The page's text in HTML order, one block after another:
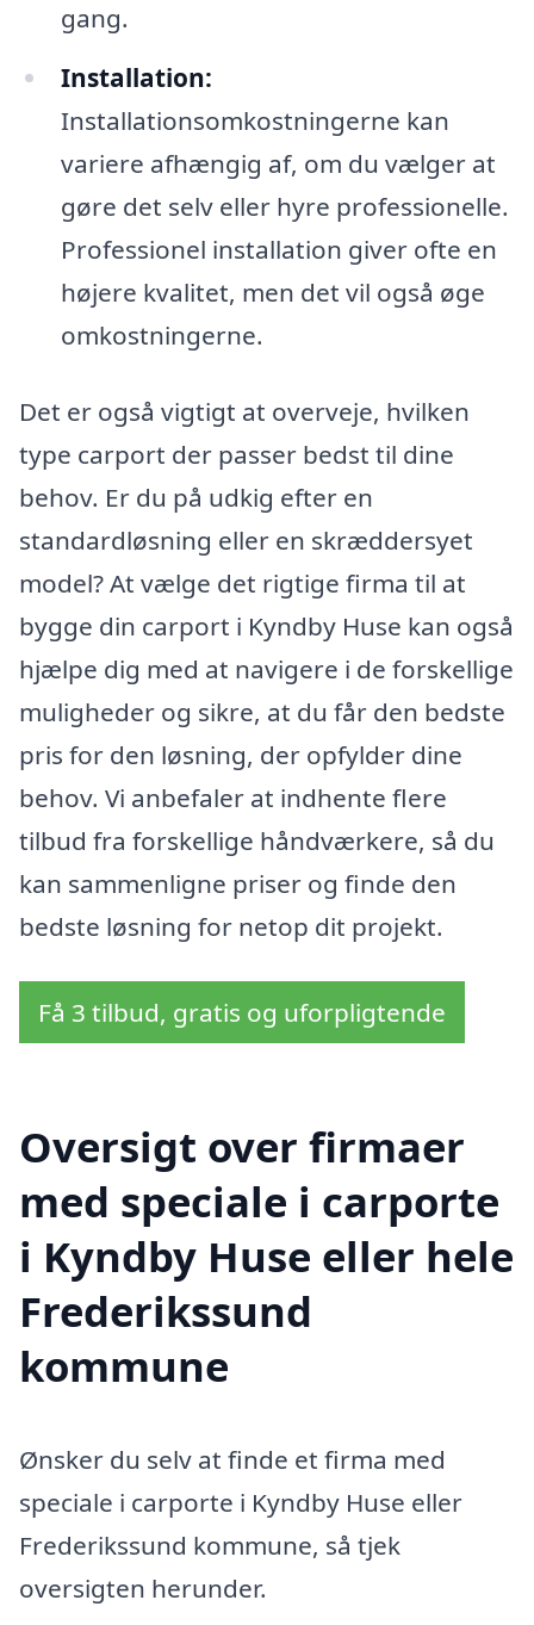
gang.
Installation:
Installationsomkostningerne kan
variere afhængig af, om du vælger at
gøre det selv eller hyre professionelle.
Professionel installation giver ofte en
højere kvalitet, men det vil også øge
omkostningerne.
Det er også vigtigt at overveje, hvilken
type carport der passer bedst til dine
behov. Er du på udkig efter en
standardløsning eller en skræddersyet
model? At vælge det rigtige firma til at
bygge din carport i Kyndby Huse kan også
hjælpe dig med at navigere i de forskellige
muligheder og sikre, at du får den bedste
pris for den løsning, der opfylder dine
behov. Vi anbefaler at indhente flere
tilbud fra forskellige håndværkere, så du
kan sammenligne priser og finde den
bedste løsning for netop dit projekt.
Få 3 tilbud, gratis og uforpligtende
Oversigt over firmaer
med speciale i carporte
i Kyndby Huse eller hele
Frederikssund
kommune
Ønsker du selv at finde et firma med
speciale i carporte i Kyndby Huse eller
Frederikssund kommune, så tjek
oversigten herunder.